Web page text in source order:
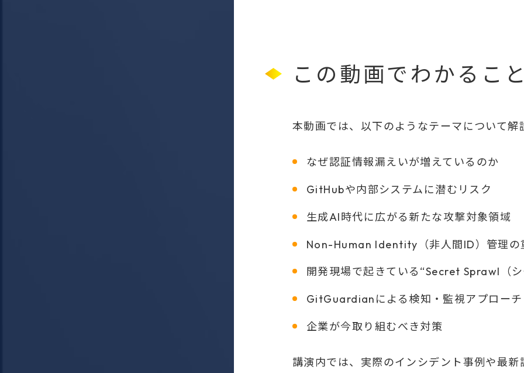
この動画でわかること
本動画では、以下のようなテーマについて解
なぜ認証情報漏えいが増えているのか
GitHubや内部システムに潜むリスク
生成AI時代に広がる新たな攻撃対象領域
Non-Human Identity（非人間ID）管理の
開発現場で起きている“Secret Sprawl（
GitGuardianによる検知・監視アプローチ
企業が今取り組むべき対策
講演内では、実際のインシデント事例や最